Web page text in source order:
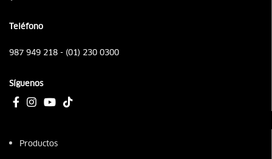
Teléfono
987 949 218 - (01) 230 0300
Síguenos
Productos